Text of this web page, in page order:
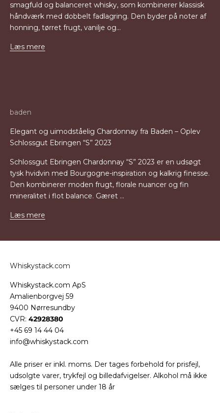
smagfuld og balanceret whisky, som kombinerer klassisk
håndværk med dobbelt fadlagring. Den byder på noter af
honning, tørret frugt, vanilje og...
Læs mere
baden
Elegant og uimodståelig Chardonnay fra Baden – Oplev
Schlossgut Ebringen “S” 2023
Schlossgut Ebringen Chardonnay “S” 2023 er en udsøgt
tysk hvidvin med Bourgogne-inspiration og kalkrig finesse.
Den kombinerer moden frugt, florale nuancer og fin
mineralitet i flot balance. Gæret ...
Læs mere
Whiskystack.com
Whiskystack.com ApS
Amalienborgvej 59
9400 Nørresundby
CVR: 42928380
+45 69 14 44 04
info@whiskystack.com
Alle priser er inkl. moms. Der tages forbehold for prisfejl,
udsolgte varer, trykfejl og billedafvigelser. Alkohol må ikke
sælges til personer under 18 år